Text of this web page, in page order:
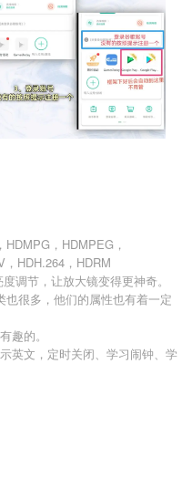
，HDMPEG，
HDH.264，HDRM
调节，让放大镜变得更神奇。
很多，他们的属性也有着一定
趣的。
英文，定时关闭、学习闹钟、学